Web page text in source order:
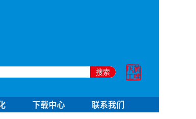
搜索
下载中心 联系我们